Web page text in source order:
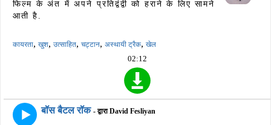
फिल्म के अंत में अपने प्रतिद्वंद्वी को हराने के लिए सामने
आती है.
कायरता, खुश, उत्साहित, चट्टान, अस्थायी ट्रैक, खेल
02:12
बॉस बैटल रॉक - द्वारा David Fesliyan